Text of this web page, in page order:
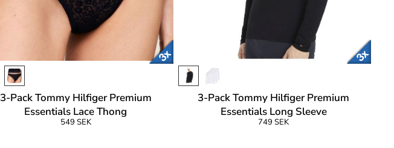
3-Pack Tommy Hilfiger Premium
Essentials Lace Thong
549 SEK
3-Pack Tommy Hilfiger Premium
Essentials Long Sleeve
749 SEK